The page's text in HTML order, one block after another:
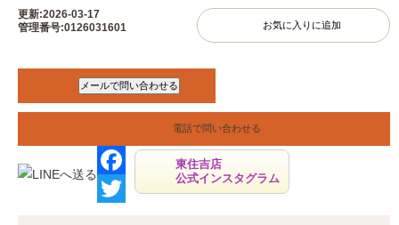
更新:2026-03-17
管理番号:0126031601
お気に入りに追加
電話で問い合わせる
F
東住吉店
公式インスタグラム